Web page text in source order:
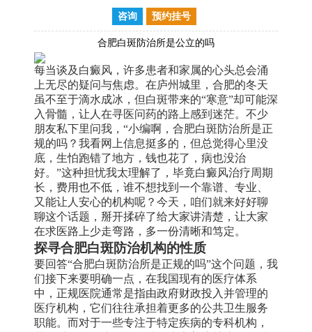
咨询 预约挂号
合肥白斑防治所是公立的吗
每当谈及白癜风，许多患者和家属的心头总会涌
上无尽的疑问与焦虑。在庐州城里，合肥的冬天
虽不至于滴水成冰，但白斑带来的“寒意”却可能深
入骨髓，让人在寻医问药的路上感到迷茫。不少
朋友私下里问我，“小编啊，合肥白斑防治所是正
规的吗？我看网上信息挺多的，但总觉得心里没
底，生怕跑错了地方，钱也花了，病也没治
好。”这种担忧我太理解了，毕竟白癜风治疗周期
长，费用也不低，谁不想找到一个靠谱、专业、
又能让人安心的机构呢？今天，咱们就来好好聊
聊这个话题，掰开揉碎了给大家讲清楚，让大家
在求医路上少走弯路，多一份清晰和笃定。
探寻合肥白斑防治机构的性质
要回答“合肥白斑防治所是正规的吗”这个问题，我
们接下来要明确一点，在我国现有的医疗体系
中，正规医院通常是指由政府财政投入并管理的
医疗机构，它们往往承担着更多的公共卫生服务
职能。而对于一些专注于特定疾病的专科机构，